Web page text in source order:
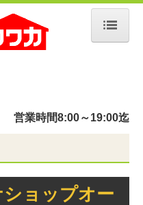
営業時間8:00～19:00迄
ョップオー